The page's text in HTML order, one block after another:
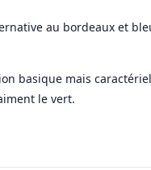
au bordeaux et
basique mais
le vert.